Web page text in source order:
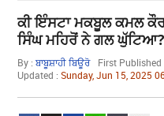
ਕੀ ਇੰਸਟਾ ਮਕਬੂਲ ਕਮਲ ਕੌਰ
ਸਿੰਘ ਮਹਿਰੋਂ ਨੇ ਗਲ ਘੁੱਟਿਆ?
By :ਬਾਬੂਸ਼ਾਹੀ ਬਿਊਰੋ First
Updated :Sunday, Jun 15, 2025